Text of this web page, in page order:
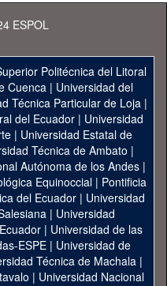
ESPOL
Politécnica del Litoral
Cuenca| Universidad del
Técnica Particular de Loja|
del Ecuador| Universidad
| Universidad Estatal de
Técnica de Ambato |
Autónoma de los Andes|
Equinoccial| Pontificia
del Ecuador | Universidad
| Universidad
| Universidad de las
ESPE | Universidad de
Técnica de Machala|
| Universidad Nacional